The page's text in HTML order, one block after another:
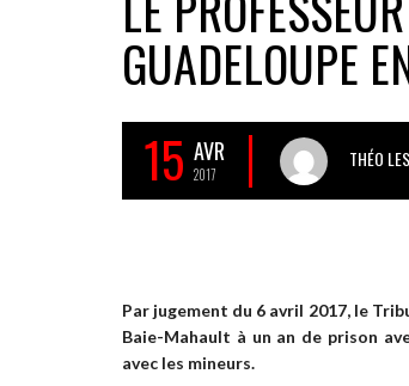
GUADELOUPE
15 AVR
2017
THÉO
Par jugement du 6 avril 2017, le
Baie-Mahault à un an de prison
avec les mineurs.